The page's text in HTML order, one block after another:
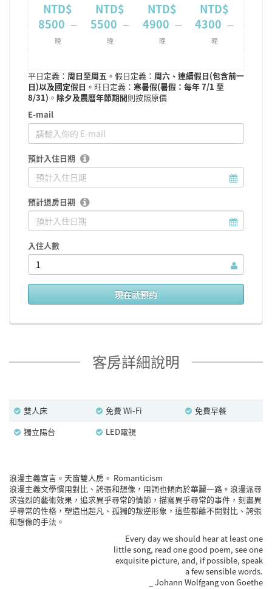
NTD$
8500 一
晚
NTD$
5500 一
晚
NTD$
4900 一
晚
NTD$
4300 一
晚
平日定義： 周日至周五 。假日定義： 周六、連續假日(包含前一
日)以及國定假日 。旺日定義： 寒暑假(暑假：每年 7/1 至
8/31) 。 除夕及農曆年節期間則按照原價
E-mail
預計入住日期
預計退房日期
入住人數
1
現在就預約
客房詳細說明
雙人床 免費 Wi-Fi
免費早餐
獨立陽台
LED電視
浪漫主義宣言。天窗雙人房。 Romanticism
浪漫主義文學慣用對比、誇張和想像，用詞也傾向於華麗一路。浪漫派尋
求強烈的藝術效果，追求異乎尋常的情節，描寫異乎尋常的事件，刻畫異
乎尋常的性格，塑造出超凡、孤獨的叛逆形象，這些都離不開對比、誇張
和想像的手法。
Every day we should hear at least one
little song, read one good poem, see one
exquisite picture, and, if possible, speak
a few sensible words.
_ Johann Wolfgang von Goethe